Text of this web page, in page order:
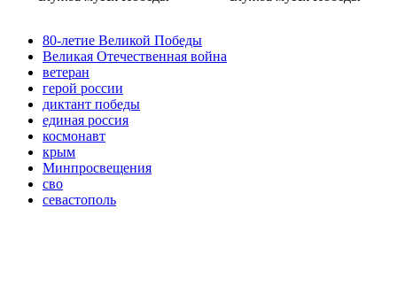
80-летие Великой Победы
Великая Отечественная война
ветеран
герой россии
диктант победы
единая россия
космонавт
крым
Минпросвещения
сво
севастополь